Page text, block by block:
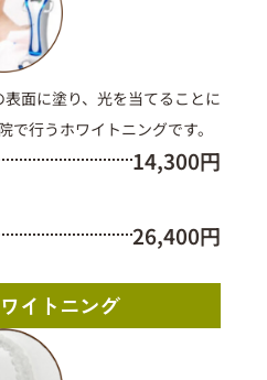
面に塗り、光を当てることに
で行うホワイトニングです。
14,300円
26,400円
イトニング